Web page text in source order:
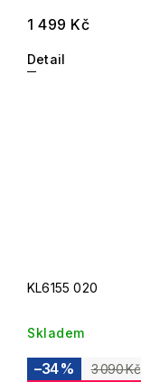
1 499 Kč
Detail
KL6155 020
Skladem
3 090 Kč
–34 %